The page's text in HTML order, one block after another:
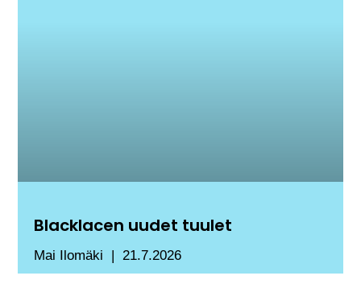
Blacklacen uudet tuulet
Mai Ilomäki 21.7.2026